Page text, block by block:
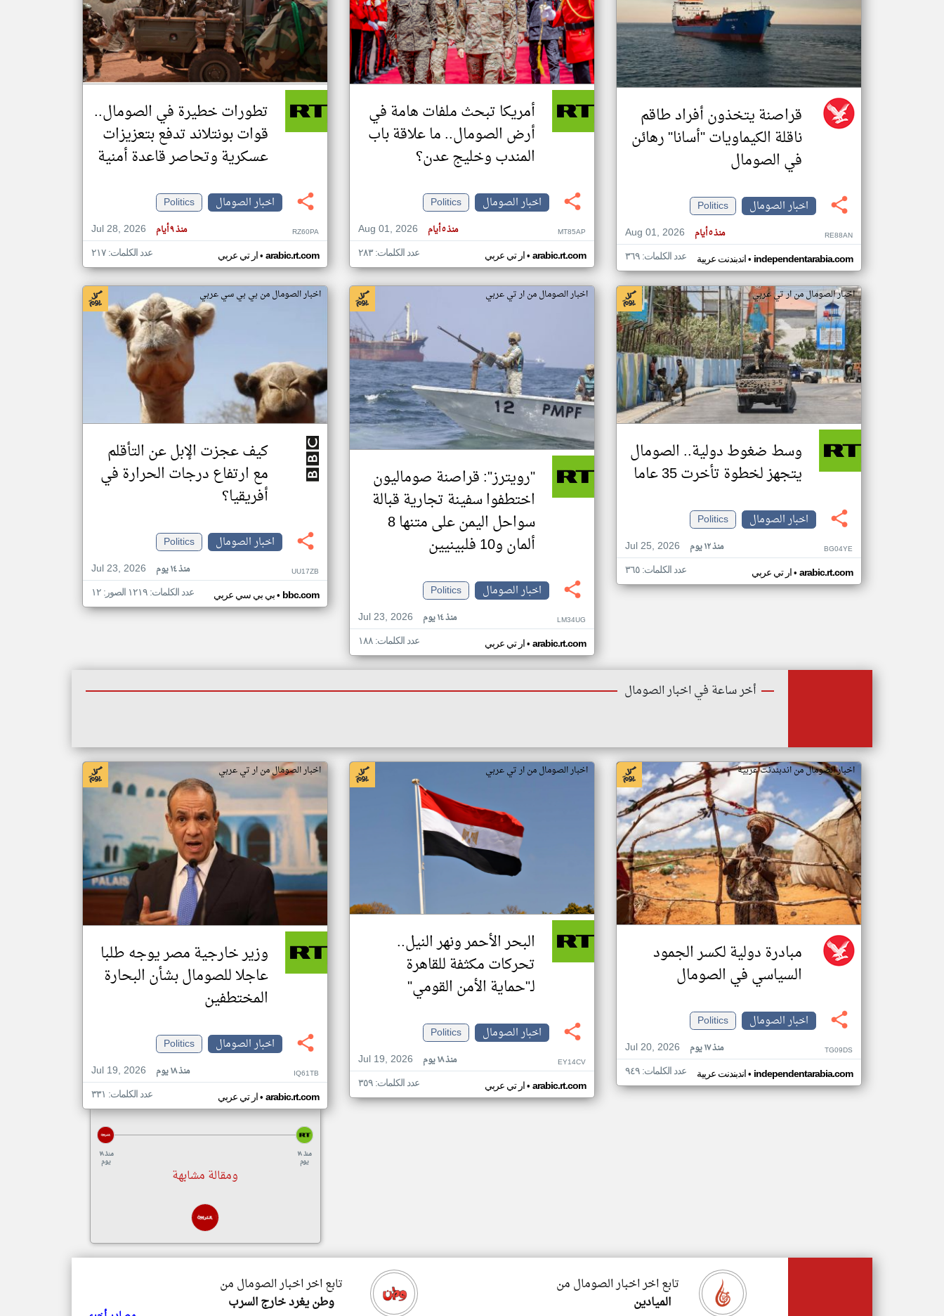
تغيير الدولة
مصادر الأخبار من الصومال
اخبار الصومال على مدار الساعة
أهم اخبار الصومال العاجلة والمباشرة
قراصنة يتخذون أفراد طاقم
ناقلة الكيماويات "أسانا" رهائن
في الصومال
اخبار الصومال
Politics
Aug 01, 2026
منذ ٥ أيام RE88AN
اندبندنت عربية• independentarabia.com عدد الكلمات: ٣٦٩
أمريكا تبحث ملفات هامة في
أرض الصومال.. ما علاقة باب
المندب وخليج عدن؟
اخبار الصومال
Politics
Aug 01, 2026
منذ ٥ أيام MT85AP
ار تي عربي• arabic.rt.com عدد الكلمات: ٢٨٣
تطورات خطيرة في الصومال..
قوات بونتلاند تدفع بتعزيزات
عسكرية وتحاصر قاعدة أمنية
اخبار الصومال
Politics
Jul 28, 2026
منذ ٩ أيام RZ60PA
ار تي عربي• arabic.rt.com عدد الكلمات: ٢١٧
اخبار الصومال من ار تي عربي
وسط ضغوط دولية.. الصومال
يتجهز لخطوة تأخرت 35 عاما
اخبار الصومال
Politics
Jul 25, 2026
منذ ١٢ يوم BG04YE
ار تي عربي• arabic.rt.com عدد الكلمات: ٣٦٥
اخبار الصومال من ار تي عربي
"رويترز": قراصنة صوماليون
اختطفوا سفينة تجارية قبالة
سواحل اليمن على متنها 8
ألمان و10 فلبينيين
اخبار الصومال
Politics
Jul 23, 2026
منذ ١٤ يوم LM34UG
ار تي عربي• arabic.rt.com عدد الكلمات: ١٨٨
اخبار الصومال من بي بي سي عربي
كيف عجزت الإبل عن التأقلم
مع ارتفاع درجات الحرارة في
أفريقيا؟
اخبار الصومال
Politics
Jul 23, 2026
منذ ١٤ يوم UU17ZB
بي بي سي عربي• bbc.com عدد الكلمات: ١٢١٩ الصور: ١٢
أخر ساعة في اخبار الصومال
اخبار الصومال من اندبندنت عربية
مبادرة دولية لكسر الجمود
السياسي في الصومال
اخبار الصومال
Politics
Jul 20, 2026
منذ ١٧ يوم TG09DS
اندبندنت عربية• independentarabia.com عدد الكلمات: ٩٤٩
اخبار الصومال من ار تي عربي
البحر الأحمر ونهر النيل..
تحركات مكثفة للقاهرة
لـ"حماية الأمن القومي"
اخبار الصومال
Politics
Jul 19, 2026
منذ ١٨ يوم EY14CV
ار تي عربي• arabic.rt.com عدد الكلمات: ٣٥٩
اخبار الصومال من ار تي عربي
وزير خارجية مصر يوجه طلبا
عاجلا للصومال بشأن البحارة
المختطفين
اخبار الصومال
Politics
Jul 19, 2026
منذ ١٨ يوم IQ61TB
ار تي عربي• arabic.rt.com عدد الكلمات: ٣٣١
منذ ١٨
يوم
منذ ١٨
يوم
ومقالة مشابهة
تابع اخر اخبار الصومال من
وطن يغرد خارج السرب
تابع اخر اخبار الصومال من
الميادين
klyoum.com